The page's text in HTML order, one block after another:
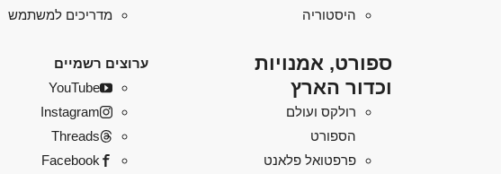
היסטוריה
ספורט, אמנויות
וכדור הארץ
רולקס ועולם
הספורט
פרפטואל פלאנט
מדריכים למשתמש
ערוצים רשמיים
YouTube
Instagram
Threads
Facebook